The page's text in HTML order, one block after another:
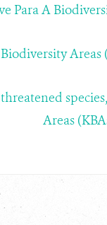
Para A
Areas